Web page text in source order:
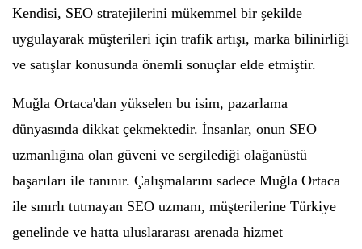
Kendisi, SEO stratejilerini mükemmel bir şekilde
uygulayarak müşterileri için trafik artışı, marka bilinirliği
ve satışlar konusunda önemli sonuçlar elde etmiştir.
Muğla Ortaca'dan yükselen bu isim, pazarlama
dünyasında dikkat çekmektedir. İnsanlar, onun SEO
uzmanlığına olan güveni ve sergilediği olağanüstü
başarıları ile tanınır. Çalışmalarını sadece Muğla Ortaca
ile sınırlı tutmayan SEO uzmanı, müşterilerine Türkiye
genelinde ve hatta uluslararası arenada hizmet